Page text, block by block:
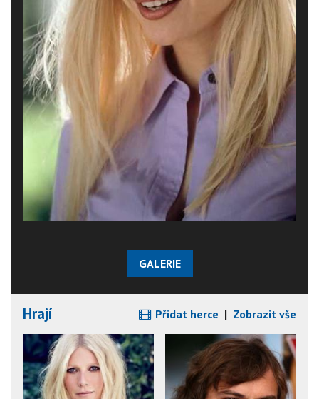
GALERIE
Hrají Přidat herce | Zobrazit vše